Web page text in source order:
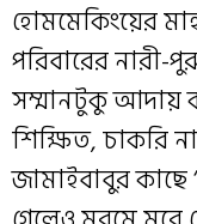
হোমমেকিংয়ের
পরিবারের নারী-
সম্মানটুকু আদায়
শিক্ষিত, চাকরি
জামাইবাবুর কাছে